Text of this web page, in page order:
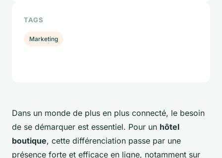
Dans un monde de plus en plus connecté, le besoin
de se démarquer est essentiel. Pour un hôtel
boutique, cette différenciation passe par une
présence forte et efficace en ligne, notamment sur
TAGS
Marketing